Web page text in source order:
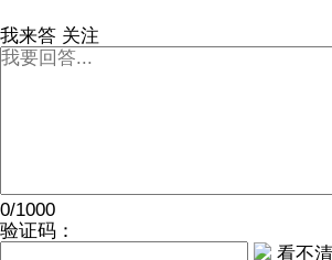
我来答 关注
0/1000
验证码：
看不